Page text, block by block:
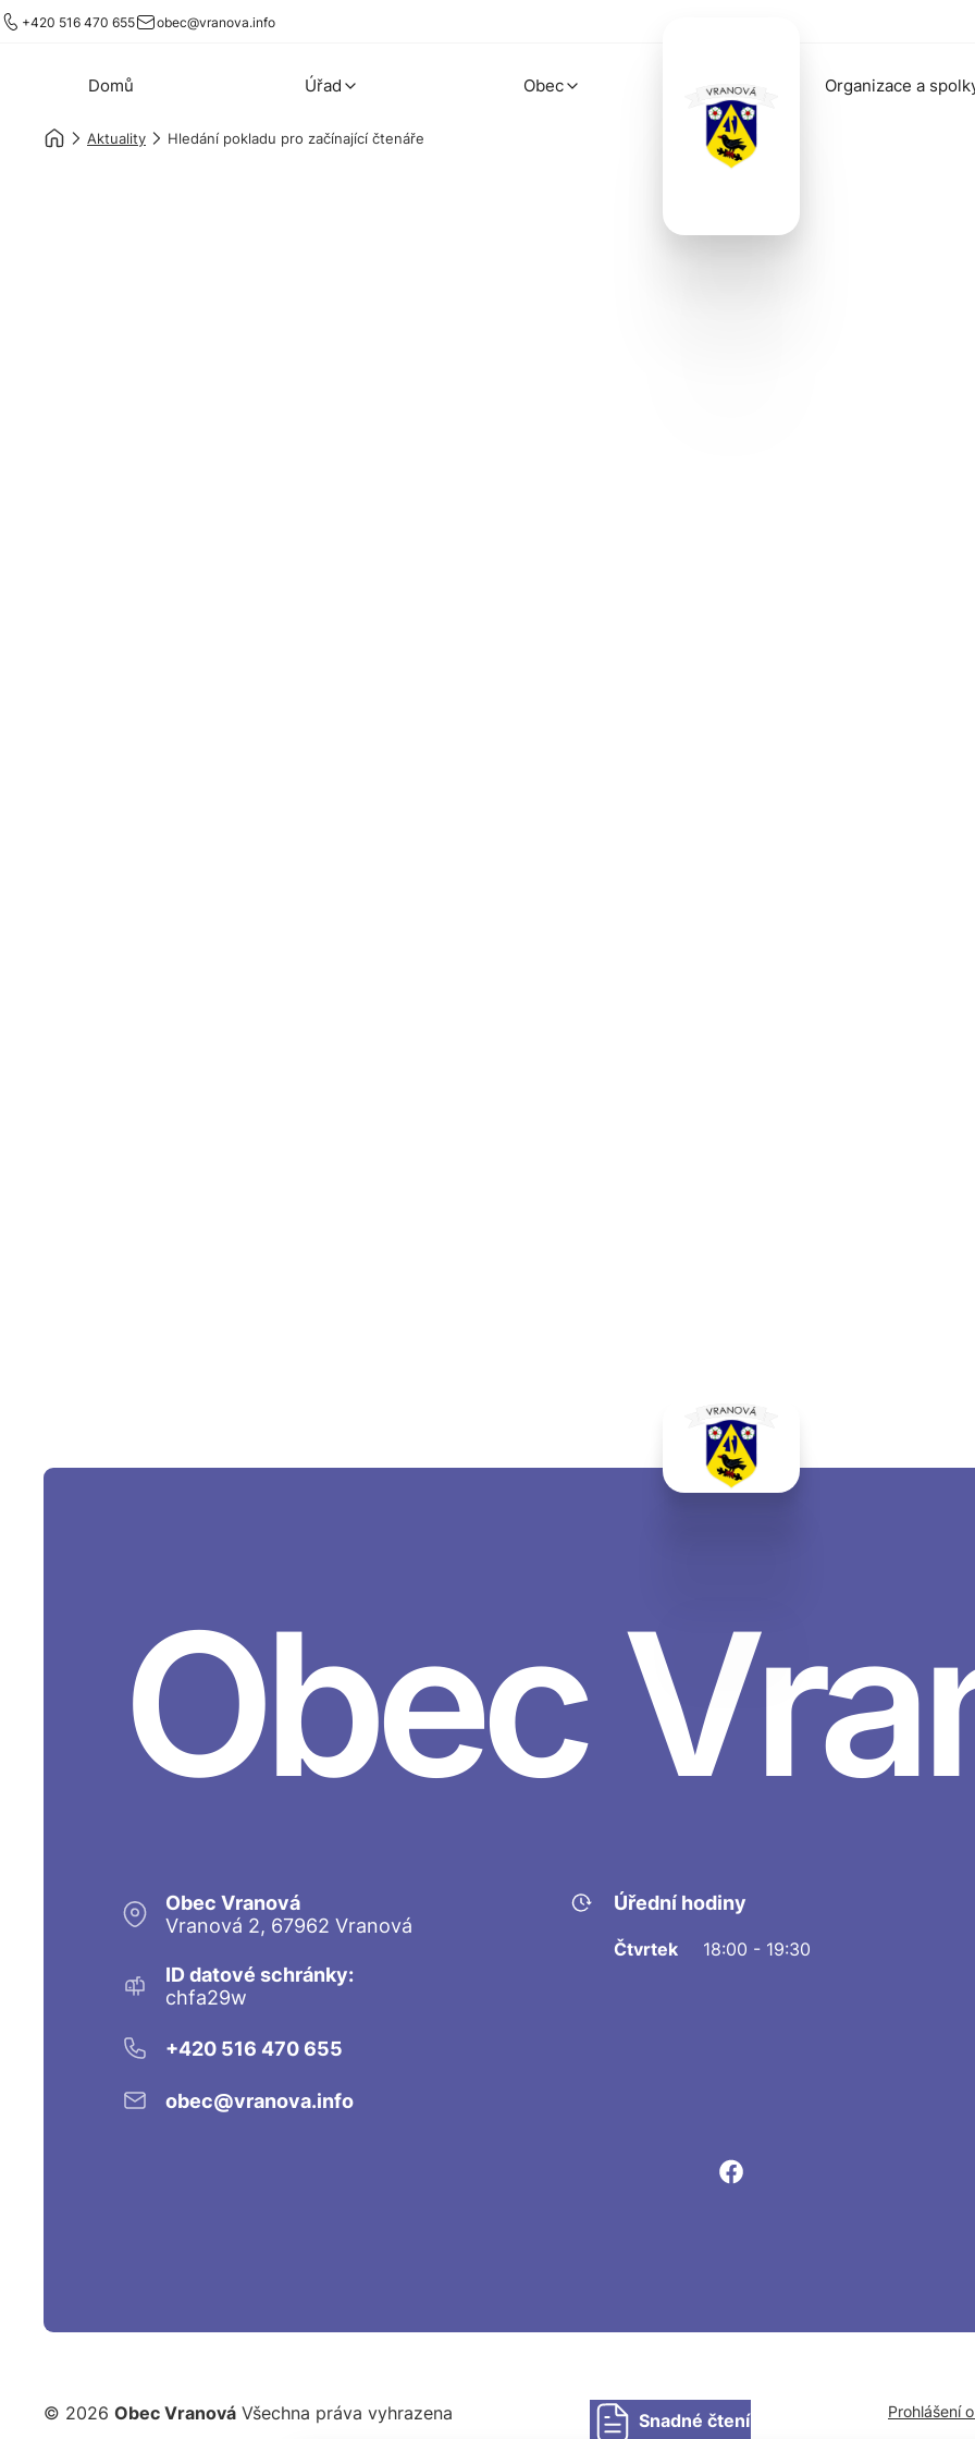
+420 516 470 655 obec@vranova.info
Domů Úřad Obec Organizace a
Aktuality Hledání pokladu pro začínající čtenáře
Obec
Obec Vranová
Vranová 2, 67962 Vranová
ID datové schránky:
chfa29w
+420 516 470 655
obec@vranova.info
Úřední hodiny
Čtvrtek 18:00 - 19:30
© 2026 Obec Vranová Všechna práva vyhrazena Snadné čtení Prohlášení